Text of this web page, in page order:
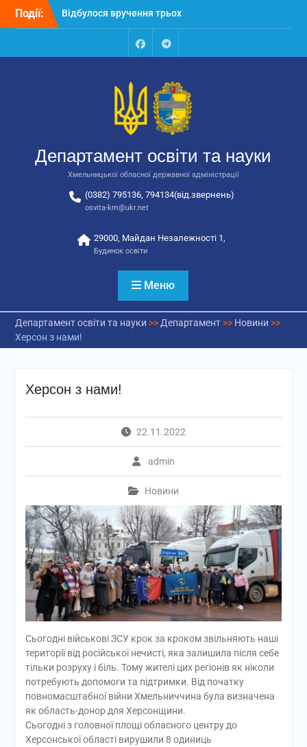
Перейти
Події:
Відбулося вручення трьох
освіти та науки обласної
державної адміністрації
Відбулась обласна
національно-патріотичне
виховання
FacebookTalegram
Департамент освіти та науки
Хмельницької обласної державної адміністрації
(0382) 795136, 794134(від.звернень)
osvita-km@ukr.net
29000, Майдан Незалежності 1,
Будинок освіти
Меню
Департамент освіти та науки >> Департамент>> Новини >>
Херсон з нами!
Херсон з нами!
22.11.2022
admin
Новини
Сьогодні військові ЗСУ крок за кроком звільняють наші
території від російської нечисті, яка залишила після себе
тільки розруху і біль. Тому жителі цих регіонів як ніколи
потребують допомоги та підтримки. Від початку
повномасштабної війни Хмельниччина була визначена
як область-донор для Херсонщини.
Сьогодні з головної площі обласного центру до
Херсонської області вирушили 8 одиниць